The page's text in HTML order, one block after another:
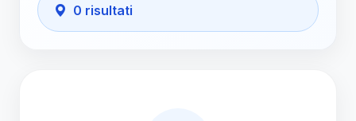
0 risultati